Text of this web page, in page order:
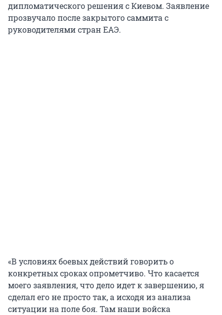
дипломатического решения с Киевом. Заявление
прозвучало после закрытого саммита с
руководителями стран ЕАЭ.
«В условиях боевых действий говорить о
конкретных сроках опрометчиво. Что касается
моего заявления, что дело идет к завершению, я
сделал его не просто так, а исходя из анализа
ситуации на поле боя. Там наши войска